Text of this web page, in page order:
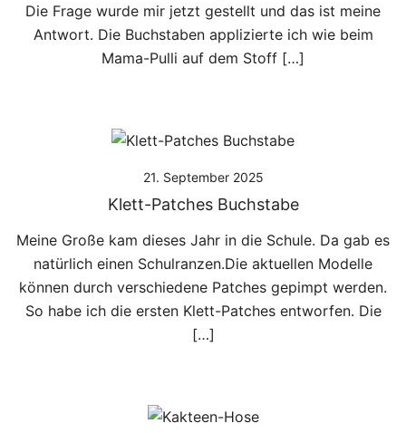
Die Frage wurde mir jetzt gestellt und das ist meine
Antwort. Die Buchstaben applizierte ich wie beim
Mama-Pulli auf dem Stoff […]
21. September 2025
Klett-Patches Buchstabe
Meine Große kam dieses Jahr in die Schule. Da gab es
natürlich einen Schulranzen.Die aktuellen Modelle
können durch verschiedene Patches gepimpt werden.
So habe ich die ersten Klett-Patches entworfen. Die
[…]